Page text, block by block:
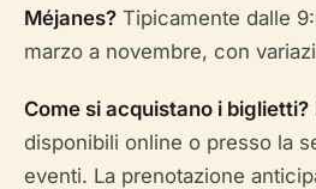
Méjanes? Tipicamente dalle
marzo a novembre, con
Come si acquistano i biglietti?
disponibili online o presso la
eventi. La prenotazione